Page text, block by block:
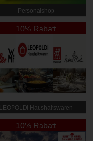
Personalshop
10% Rabatt
LEOPOLDI Haushaltswaren
10% Rabatt